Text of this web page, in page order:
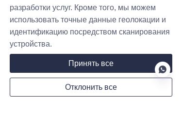
Страна
Веб-сайт
разработки услуг. Кроме того, мы можем
использовать точные данные геолокации и
идентификацию посредством сканирования
устройства.
Принять все
Отклонить все